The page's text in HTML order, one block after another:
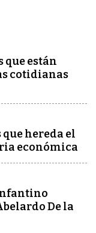
que están
cotidianas
hereda el
económica
De la